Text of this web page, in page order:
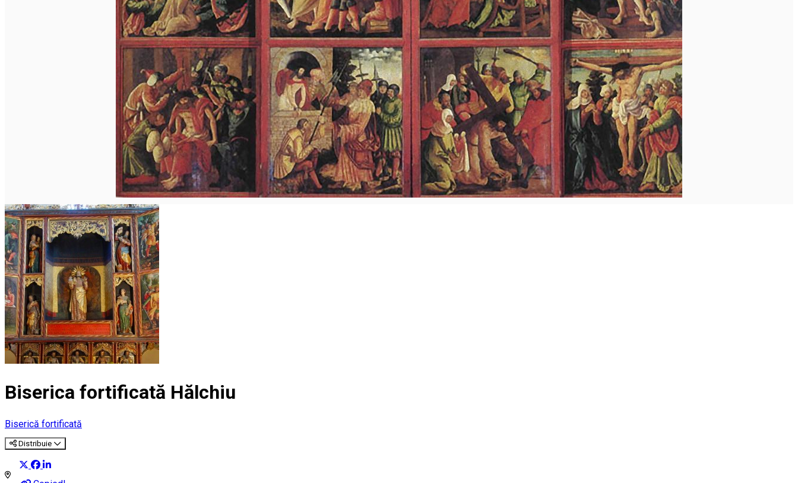
Biserica fortificată Hălchiu
Biserică fortificată
Distribuie